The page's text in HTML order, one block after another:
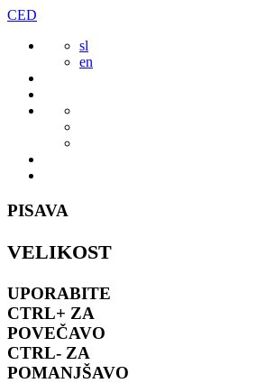
Preskoči
vsebine
CED
sl
en
PISAVA
VELIKOST
UPORABITE
CTRL+ ZA
POVEČAVO
CTRL- ZA
POMANJŠAVO